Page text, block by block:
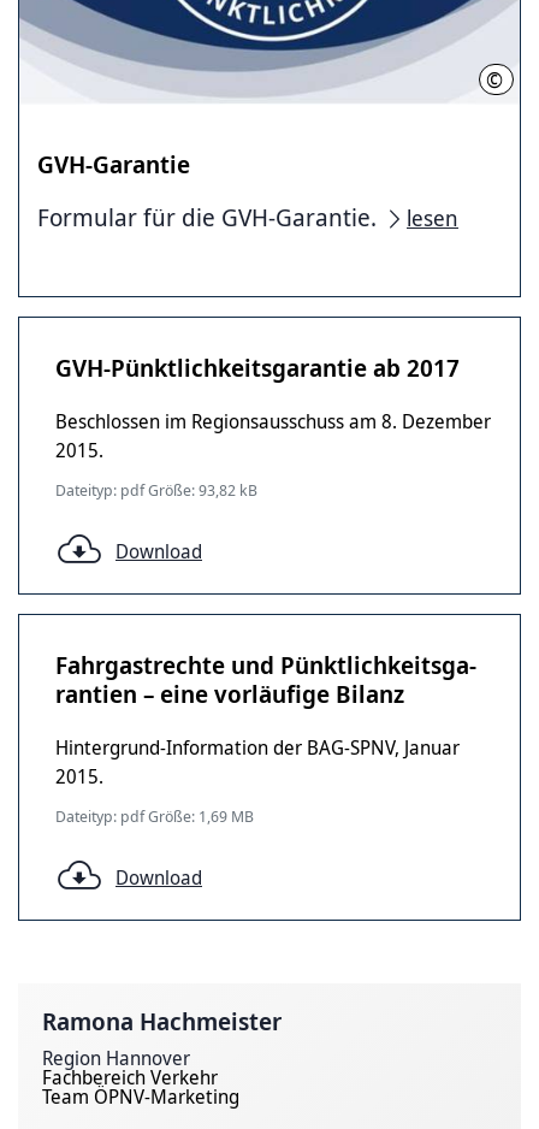
© GVH
GVH-Garantie
Formular für die GVH-Garantie.
lesen
GVH-Pünktlichkeitsgarantie ab 2017
Beschlossen im Regionsausschuss am 8. Dezember
2015.
Dateityp: pdf Größe: 93,82 kB
Download
Fahrgastrechte und Pünkt­lich­keits­ga­
ran­tien – eine vor­läu­fi­ge Bilanz
Hintergrund-Information der BAG-SPNV, Januar
2015.
Dateityp: pdf Größe: 1,69 MB
Download
Ramona Hachmeister
Region Hannover
Fachbereich Verkehr
Team ÖPNV-Marketing